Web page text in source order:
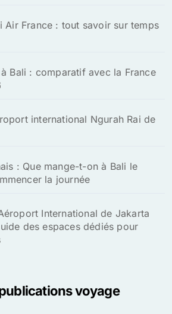
Air France : tout savoir sur temps
Bali : comparatif avec la France
international Ngurah Rai de
: Que mange-t-on à Bali le
la journée
International de Jakarta
des espaces dédiés pour
voyage